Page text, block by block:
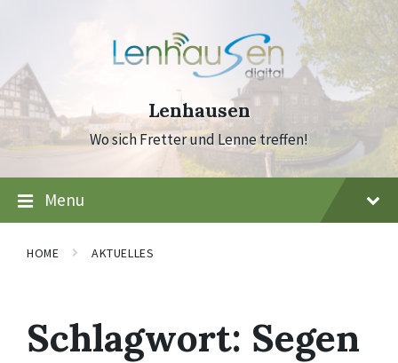
Lenhausen
Wo sich Fretter und Lenne treffen!
Menu
HOME AKTUELLES
Schlagwort: Segen